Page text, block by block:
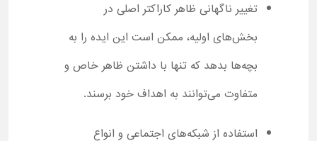
تغییر ناگهانی ظاهر کاراکتر اصلی در
بخش‌های اولیه، ممکن است این ایده را به
بچه‌ها بدهد که تنها با داشتن ظاهر خاص و
متفاوت می‌توانند به اهداف خود برسند.
استفاده از شبکه‌های اجتماعی و انواع